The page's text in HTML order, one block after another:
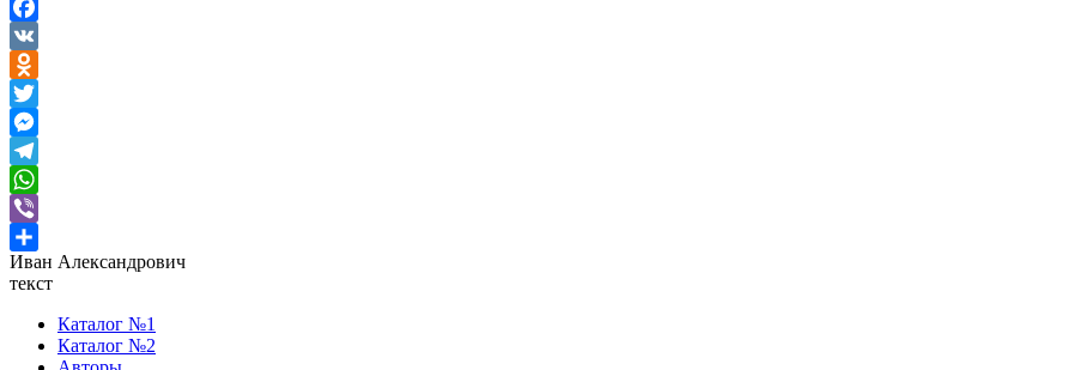
Facebook
VK
Odnoklassniki
Twitter
Messenger
Telegram
WhatsApp
Viber
Отправить
Иван Александрович
текст
Каталог №1
Каталог №2